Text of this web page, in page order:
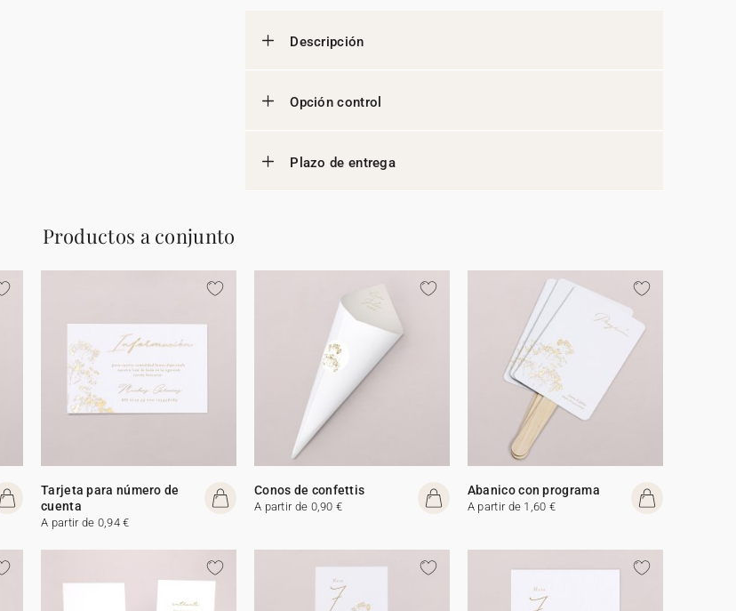
Descripción
Opción control
Plazo de entrega
Productos a conjunto
Tarjeta para número de
cuenta
A partir de 0,94 €
Conos de confettis
A partir de 0,90 €
Abanico con programa
A partir de 1,60 €